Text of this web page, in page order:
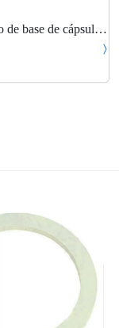
base de cápsula
de café